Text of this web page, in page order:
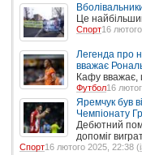
Це
Спорт16
Легенда про
вважає
Кафу вважає,
Футбол16
Яремчук був
Чемпіонату
Дебютний
допоміг
Спорт16 лютого 2025, 22:38 (